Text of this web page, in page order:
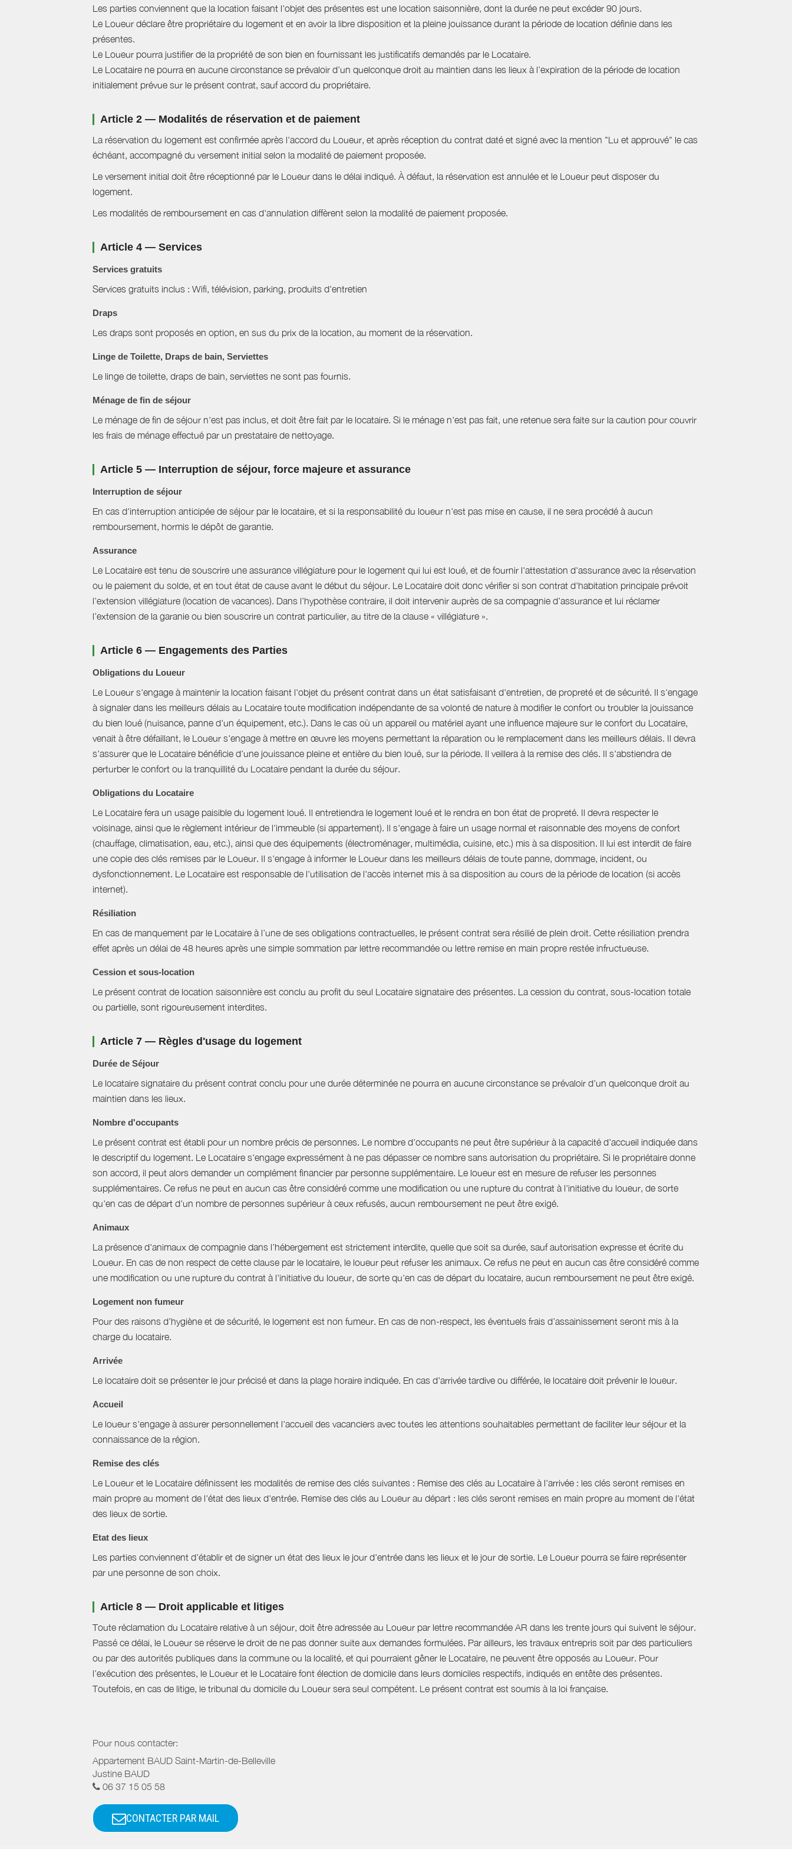
Les parties conviennent que la location faisant l'objet des présentes est une location saisonnière, dont la durée ne peut excéder 90 jours.
Le Loueur déclare être propriétaire du logement et en avoir la libre disposition et la pleine jouissance durant la période de location définie dans les
présentes.
Le Loueur pourra justifier de la propriété de son bien en fournissant les justificatifs demandés par le Locataire.
Le Locataire ne pourra en aucune circonstance se prévaloir d’un quelconque droit au maintien dans les lieux à l’expiration de la période de location
initialement prévue sur le présent contrat, sauf accord du propriétaire.
Article 2 — Modalités de réservation et de paiement
La réservation du logement est confirmée après l'accord du Loueur, et après réception du contrat daté et signé avec la mention "Lu et approuvé" le cas
échéant, accompagné du versement initial selon la modalité de paiement proposée.
Le versement initial doit être réceptionné par le Loueur dans le délai indiqué. À défaut, la réservation est annulée et le Loueur peut disposer du
logement.
Les modalités de remboursement en cas d'annulation diffèrent selon la modalité de paiement proposée.
Article 4 — Services
Services gratuits
Services gratuits inclus : Wifi, télévision, parking, produits d'entretien
Draps
Les draps sont proposés en option, en sus du prix de la location, au moment de la réservation.
Linge de Toilette, Draps de bain, Serviettes
Le linge de toilette, draps de bain, serviettes ne sont pas fournis.
Ménage de fin de séjour
Le ménage de fin de séjour n'est pas inclus, et doit être fait par le locataire. Si le ménage n'est pas fait, une retenue sera faite sur la caution pour couvrir
les frais de ménage effectué par un prestataire de nettoyage.
Article 5 — Interruption de séjour, force majeure et assurance
Interruption de séjour
En cas d'interruption anticipée de séjour par le locataire, et si la responsabilité du loueur n'est pas mise en cause, il ne sera procédé à aucun
remboursement, hormis le dépôt de garantie.
Assurance
Le Locataire est tenu de souscrire une assurance villégiature pour le logement qui lui est loué, et de fournir l'attestation d'assurance avec la réservation
ou le paiement du solde, et en tout état de cause avant le début du séjour. Le Locataire doit donc vérifier si son contrat d'habitation principale prévoit
l’extension villégiature (location de vacances). Dans l’hypothèse contraire, il doit intervenir auprès de sa compagnie d’assurance et lui réclamer
l’extension de la garanie ou bien souscrire un contrat particulier, au titre de la clause « villégiature ».
Article 6 — Engagements des Parties
Obligations du Loueur
Le Loueur s'engage à maintenir la location faisant l'objet du présent contrat dans un état satisfaisant d'entretien, de propreté et de sécurité. Il s'engage
à signaler dans les meilleurs délais au Locataire toute modification indépendante de sa volonté de nature à modifier le confort ou troubler la jouissance
du bien loué (nuisance, panne d'un équipement, etc.). Dans le cas où un appareil ou matériel ayant une influence majeure sur le confort du Locataire,
venait à être défaillant, le Loueur s'engage à mettre en œuvre les moyens permettant la réparation ou le remplacement dans les meilleurs délais. Il devra
s'assurer que le Locataire bénéficie d'une jouissance pleine et entière du bien loué, sur la période. Il veillera à la remise des clés. Il s'abstiendra de
perturber le confort ou la tranquillité du Locataire pendant la durée du séjour.
Obligations du Locataire
Le Locataire fera un usage paisible du logement loué. Il entretiendra le logement loué et le rendra en bon état de propreté. Il devra respecter le
voisinage, ainsi que le règlement intérieur de l'immeuble (si appartement). Il s'engage à faire un usage normal et raisonnable des moyens de confort
(chauffage, climatisation, eau, etc.), ainsi que des équipements (électroménager, multimédia, cuisine, etc.) mis à sa disposition. Il lui est interdit de faire
une copie des clés remises par le Loueur. Il s'engage à informer le Loueur dans les meilleurs délais de toute panne, dommage, incident, ou
dysfonctionnement. Le Locataire est responsable de l'utilisation de l'accès internet mis à sa disposition au cours de la période de location (si accès
internet).
Résiliation
En cas de manquement par le Locataire à l’une de ses obligations contractuelles, le présent contrat sera résilié de plein droit. Cette résiliation prendra
effet après un délai de 48 heures après une simple sommation par lettre recommandée ou lettre remise en main propre restée infructueuse.
Cession et sous-location
Le présent contrat de location saisonnière est conclu au profit du seul Locataire signataire des présentes. La cession du contrat, sous-location totale
ou partielle, sont rigoureusement interdites.
Article 7 — Règles d'usage du logement
Durée de Séjour
Le locataire signataire du présent contrat conclu pour une durée déterminée ne pourra en aucune circonstance se prévaloir d'un quelconque droit au
maintien dans les lieux.
Nombre d'occupants
Le présent contrat est établi pour un nombre précis de personnes. Le nombre d’occupants ne peut être supérieur à la capacité d’accueil indiquée dans
le descriptif du logement. Le Locataire s'engage expressément à ne pas dépasser ce nombre sans autorisation du propriétaire. Si le propriétaire donne
son accord, il peut alors demander un complément financier par personne supplémentaire. Le loueur est en mesure de refuser les personnes
supplémentaires. Ce refus ne peut en aucun cas être considéré comme une modification ou une rupture du contrat à l'initiative du loueur, de sorte
qu'en cas de départ d'un nombre de personnes supérieur à ceux refusés, aucun remboursement ne peut être exigé.
Animaux
La présence d'animaux de compagnie dans l’hébergement est strictement interdite, quelle que soit sa durée, sauf autorisation expresse et écrite du
Loueur. En cas de non respect de cette clause par le locataire, le loueur peut refuser les animaux. Ce refus ne peut en aucun cas être considéré comme
une modification ou une rupture du contrat à l'initiative du loueur, de sorte qu'en cas de départ du locataire, aucun remboursement ne peut être exigé.
Logement non fumeur
Pour des raisons d’hygiène et de sécurité, le logement est non fumeur. En cas de non-respect, les éventuels frais d’assainissement seront mis à la
charge du locataire.
Arrivée
Le locataire doit se présenter le jour précisé et dans la plage horaire indiquée. En cas d'arrivée tardive ou différée, le locataire doit prévenir le loueur.
Accueil
Le loueur s'engage à assurer personnellement l'accueil des vacanciers avec toutes les attentions souhaitables permettant de faciliter leur séjour et la
connaissance de la région.
Remise des clés
Le Loueur et le Locataire définissent les modalités de remise des clés suivantes : Remise des clés au Locataire à l'arrivée : les clés seront remises en
main propre au moment de l'état des lieux d'entrée. Remise des clés au Loueur au départ : les clés seront remises en main propre au moment de l'état
des lieux de sortie.
Etat des lieux
Les parties conviennent d'établir et de signer un état des lieux le jour d'entrée dans les lieux et le jour de sortie. Le Loueur pourra se faire représenter
par une personne de son choix.
Article 8 — Droit applicable et litiges
Toute réclamation du Locataire relative à un séjour, doit être adressée au Loueur par lettre recommandée AR dans les trente jours qui suivent le séjour.
Passé ce délai, le Loueur se réserve le droit de ne pas donner suite aux demandes formulées. Par ailleurs, les travaux entrepris soit par des particuliers
ou par des autorités publiques dans la commune ou la localité, et qui pourraient gêner le Locataire, ne peuvent être opposés au Loueur. Pour
l’exécution des présentes, le Loueur et le Locataire font élection de domicile dans leurs domiciles respectifs, indiqués en entête des présentes.
Toutefois, en cas de litige, le tribunal du domicile du Loueur sera seul compétent. Le présent contrat est soumis à la loi française.
Pour nous contacter:
Appartement BAUD Saint-Martin-de-Belleville
Justine BAUD
06 37 15 05 58
CONTACTER PAR MAIL